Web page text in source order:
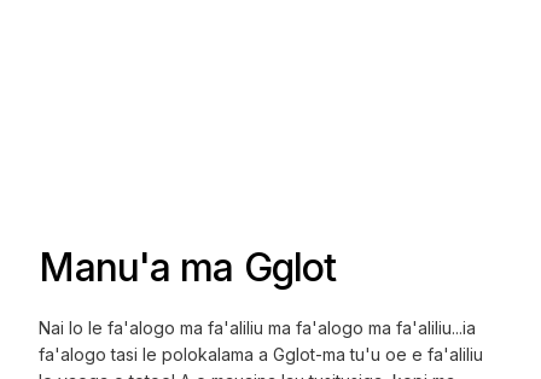
Manu'a ma Gglot
Nai lo le fa'alogo ma fa'aliliu ma fa'alogo ma fa'aliliu...ia
fa'alogo tasi le polokalama a Gglot-ma tu'u oe e fa'aliliu